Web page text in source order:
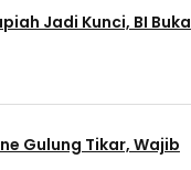
Jadi Kunci, BI Buka
Gulung Tikar, Wajib